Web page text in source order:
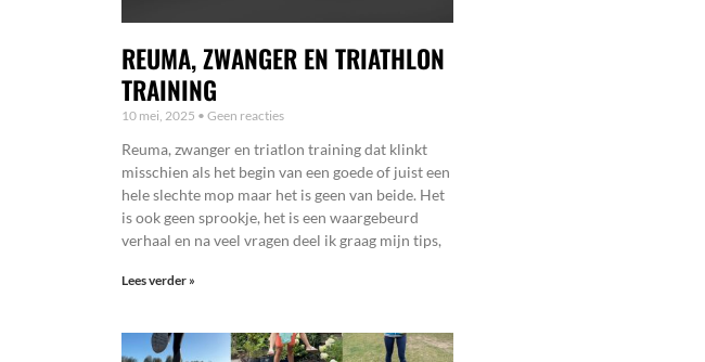
REUMA, ZWANGER EN TRIATHLON
TRAINING
10 mei, 2025 Geen reacties
Reuma, zwanger en triatlon training dat klinkt
misschien als het begin van een goede of juist een
hele slechte mop maar het is geen van beide. Het
is ook geen sprookje, het is een waargebeurd
verhaal en na veel vragen deel ik graag mijn tips,
Lees verder »